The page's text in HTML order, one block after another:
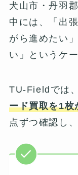
犬山市・丹羽
中には、「出
がら進めたい
い」というケ
TU-Fieldでは、
ード買取を1枚
点ずつ確認し